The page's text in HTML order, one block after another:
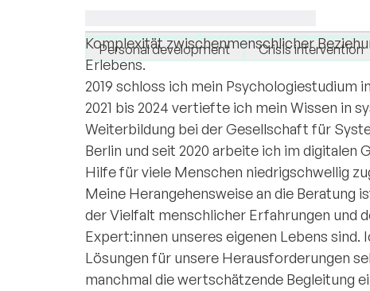
Personal development
Crisis intervention
Komplexität zwischenmenschlicher
Erlebens.
2019 schloss ich mein Psychologiestudium
2021 bis 2024 vertiefte ich mein Wissen in
Weiterbildung bei der Gesellschaft für
Berlin und seit 2020 arbeite ich im digitalen
Hilfe für viele Menschen niedrigschwellig
Meine Herangehensweise an die Beratung
der Vielfalt menschlicher Erfahrungen und
Expert:innen unseres eigenen Lebens sind.
Lösungen für unsere Herausforderungen
manchmal die wertschätzende Begleitung